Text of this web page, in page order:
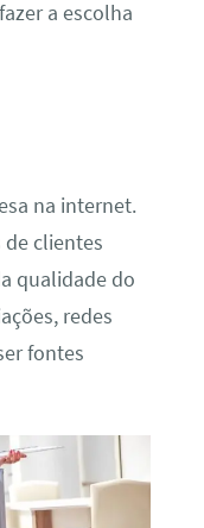
a escolha
na internet.
de clientes
qualidade do
redes
fontes